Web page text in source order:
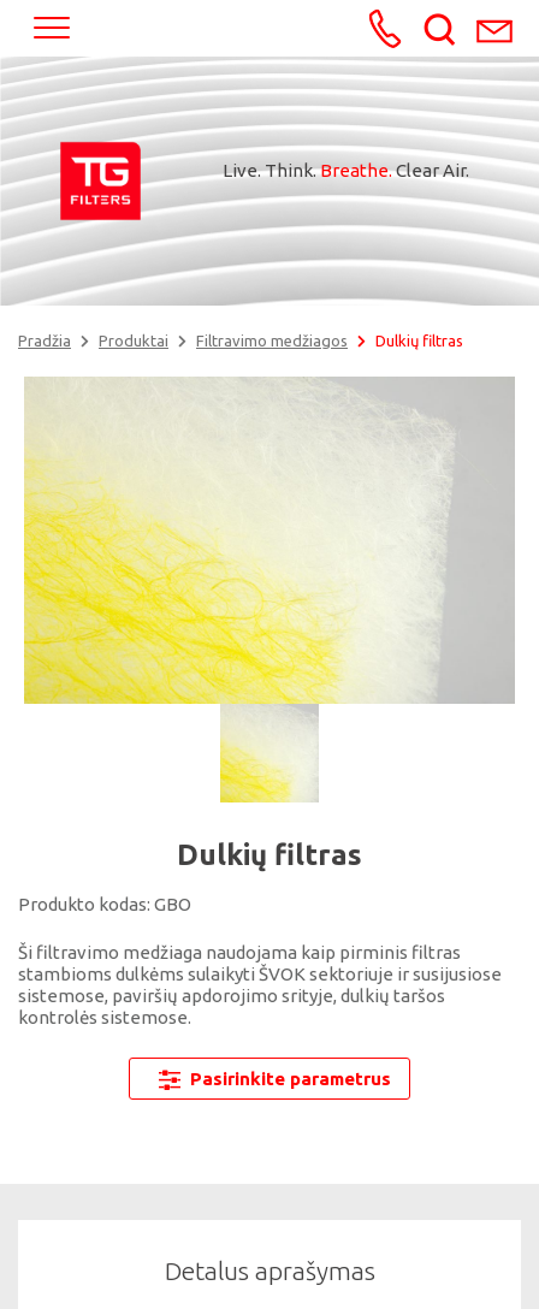
Live. Think.Breathe.Clear Air.
Pradžia Produktai Filtravimo medžiagos Dulkių filtras
Dulkių filtras
Produkto kodas: GBO
Ši filtravimo medžiaga naudojama kaip pirminis filtras
stambioms dulkėms sulaikyti ŠVOK sektoriuje ir susijusiose
sistemose, paviršių apdorojimo srityje, dulkių taršos
kontrolės sistemose.
Pasirinkite parametrus
Detalus aprašymas